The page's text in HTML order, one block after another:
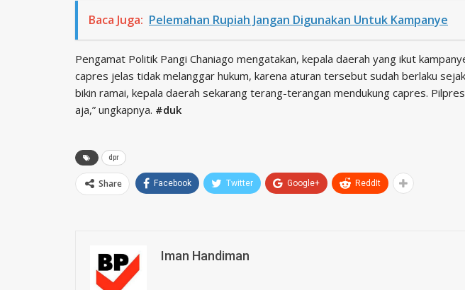
Baca Juga: Pelemahan Rupiah Jangan Digunakan Untuk Kampanye
Pengamat Politik Pangi Chaniago mengatakan, kepala daerah yang ikut
capres jelas tidak melanggar hukum, karena aturan tersebut sudah berlaku
bikin ramai, kepala daerah sekarang terang-terangan mendukung capres.
aja,” ungkapnya. #duk
dpr
Share Facebook Twitter Google+ ReddIt
Iman Handiman